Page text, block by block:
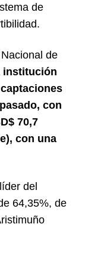
de
de
institución
con
70,7
con una
del
64,35%, de